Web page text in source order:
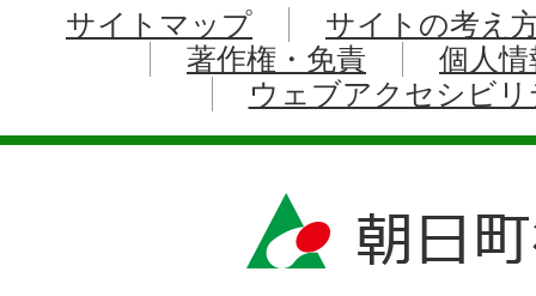
サイトマップ
サイトの考え
著作権・免責
個人
ウェブアクセシビ